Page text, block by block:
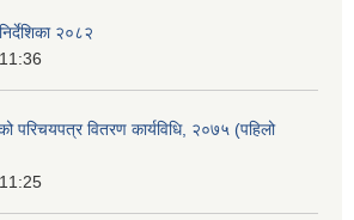
२०८२
परिचयपत्र वितरण कार्यविधि, २०७५ (पहिलो